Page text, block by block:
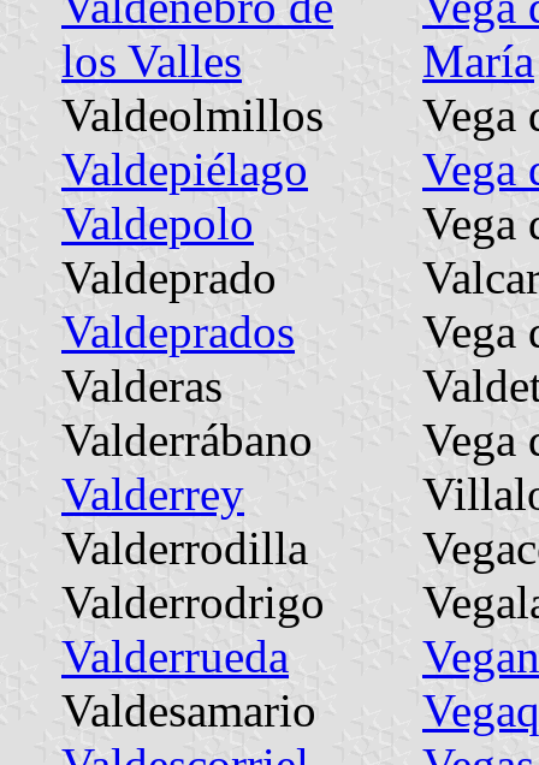
los Valles
Valdeolmillos
Valdepiélago
Valdepolo
Valdeprado
Valdeprados
Valderas
Valderrábano
Valderrey
Valderrodilla
Valderrodrigo
Valderrueda
Valdesamario
María
Vega
Vega
Vega
Vega
Vega